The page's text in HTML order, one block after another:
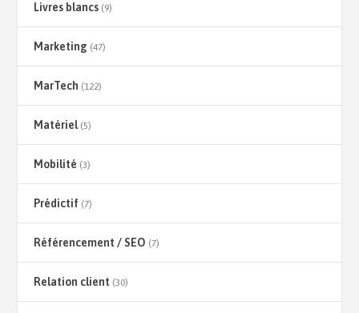
Livres blancs (9)
Marketing (47)
MarTech (122)
Matériel(5)
Mobilité (3)
Prédictif (7)
Référencement / SEO (7)
Relation client (30)